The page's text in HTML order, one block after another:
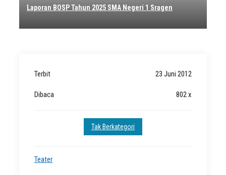
Laporan BOSP Tahun 2025 SMA Negeri 1 Sragen
Terbit 23 Juni 2012
Dibaca 802 x
Tak Berkategori
Teater